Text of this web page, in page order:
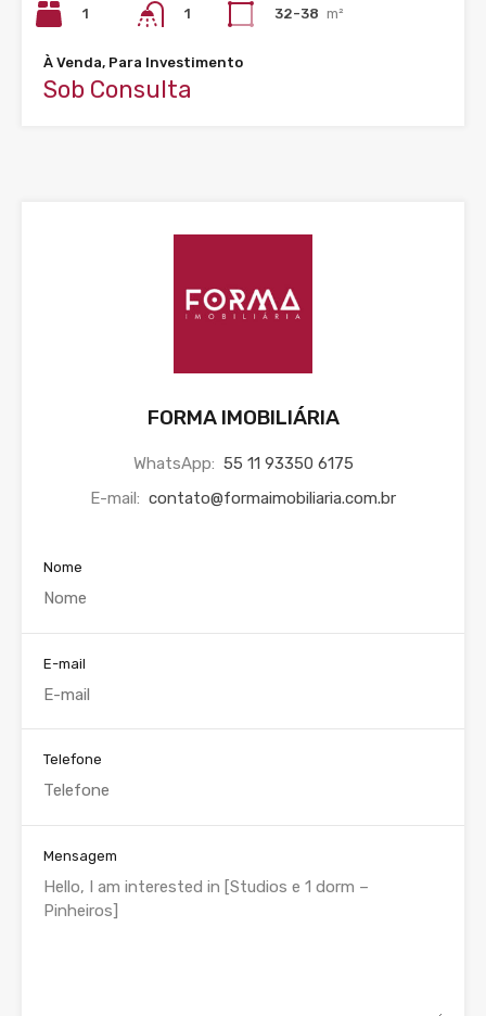
1 1 32-38 m²
À Venda, Para Investimento
Sob Consulta
FORMA IMOBILIÁRIA
WhatsApp: 55 11 93350 6175
E-mail: contato@formaimobiliaria.com.br
Nome
E-mail
Telefone
Mensagem